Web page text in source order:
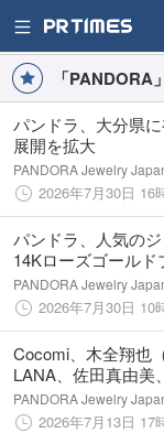
「
パンドラ、大分県
展開を拡大
PANDORA Jewelry
2026年7月30日 16
パンドラ、人気の
14Kローズゴール
展開
PANDORA Jewelry
2026年7月30日 10
Cocomi、木全翔也
LANA、佐田真由美
ゲストが『Summer
に来場
PANDORA Jewelry
2026年7月13日 17